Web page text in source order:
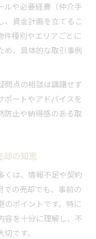
ルや必要経費（仲介手
、資金計画を立てるこ
件種別やエリアごとに
め、具体的な取引事例
問点の相談は躊躇せず
ポートやアドバイスを
防止や納得感のある取
却の知恵
くは、情報不足や契約
での売却でも、事前の
のポイントです。特に
容を十分に理解し、不
です。